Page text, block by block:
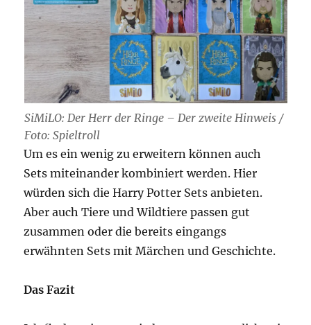
SiMiLO: Der Herr der Ringe – Der zweite Hinweis /
Foto: Spieltroll
Um es ein wenig zu erweitern können auch
Sets miteinander kombiniert werden. Hier
würden sich die Harry Potter Sets anbieten.
Aber auch Tiere und Wildtiere passen gut
zusammen oder die bereits eingangs
erwähnten Sets mit Märchen und Geschichte.
Das Fazit